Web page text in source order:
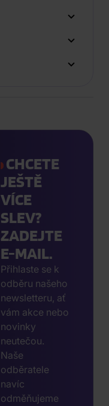
CHCETE
JEŠTĚ
VÍCE
SLEV?
ZADEJTE
E-MAIL.
Přihlaste se k
odběru našeho
newsletteru, ať
vám akce nebo
novinky
neutečou.
Naše
odběratele
navíc
odměňujeme